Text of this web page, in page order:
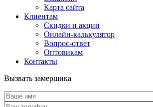
Карта сайта
Клиентам
Скидки и акции
Онлайн-калькулятор
Вопрос-ответ
Оптовикам
Контакты
Вызвать замерщика